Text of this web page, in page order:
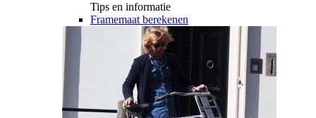
Tips en informatie
Framemaat berekenen